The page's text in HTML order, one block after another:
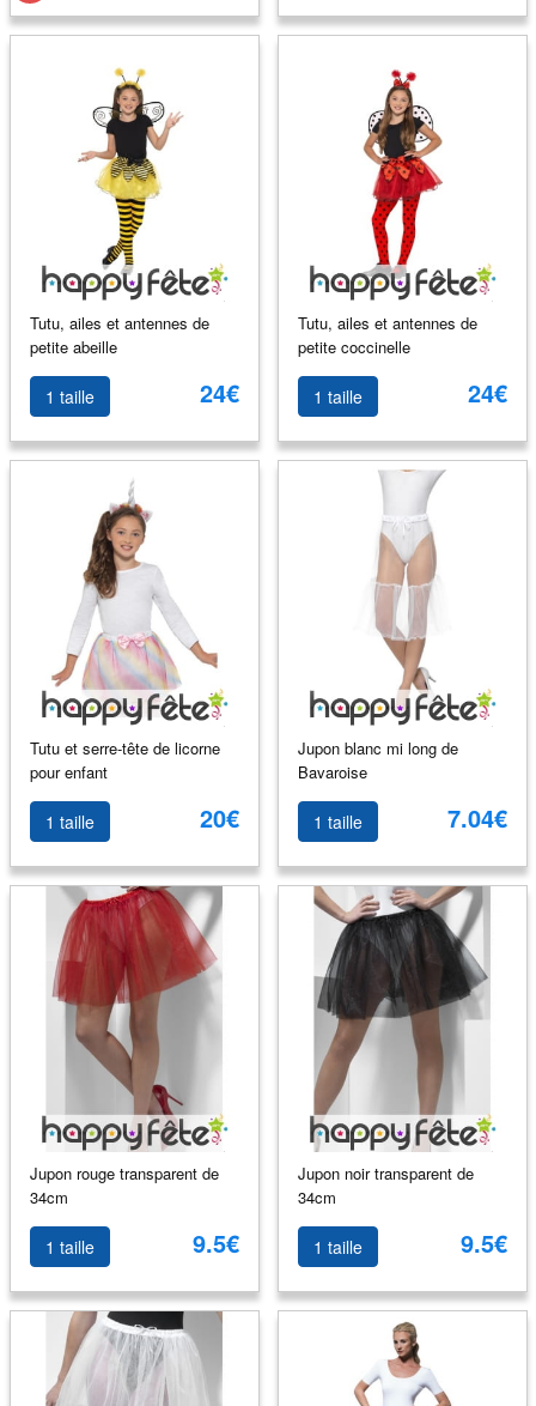
Tutu, ailes et antennes de
petite abeille
1 taille 24€
Tutu, ailes et antennes de
petite coccinelle
1 taille 24€
Tutu et serre-tête de licorne
pour enfant
1 taille 20€
Jupon blanc mi long de
Bavaroise
1 taille 7.04€
Jupon rouge transparent de
34cm
1 taille 9.5€
Jupon noir transparent de
34cm
1 taille 9.5€